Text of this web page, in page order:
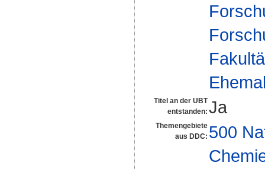
Titel an der UBT
entstanden: Ja
Themengebiete
aus DDC: 500